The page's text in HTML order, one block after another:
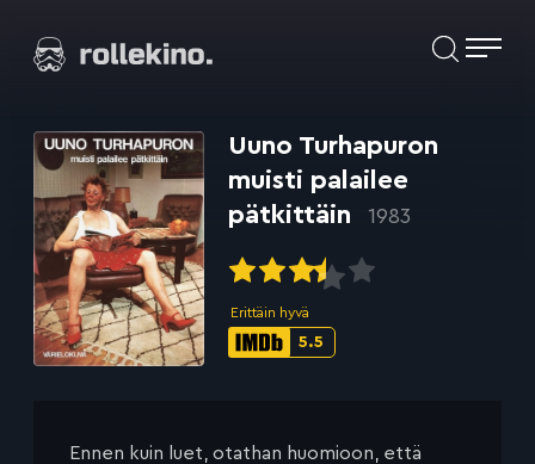
suoraan
Elokuvat ja elokuva-arviot | Rollekino.fi
jälkeen.
Uuno Turhapuron
muisti palailee
pätkittäin
1983
Erittäin hyvä
IMDb-
5.5
Ennen kuin luet, otathan huomioon, että